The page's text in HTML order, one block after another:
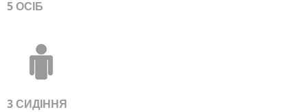
5 ОСІБ
3 СИДІННЯ